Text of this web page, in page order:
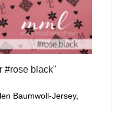
#rose black"
Baumwoll-Jersey,